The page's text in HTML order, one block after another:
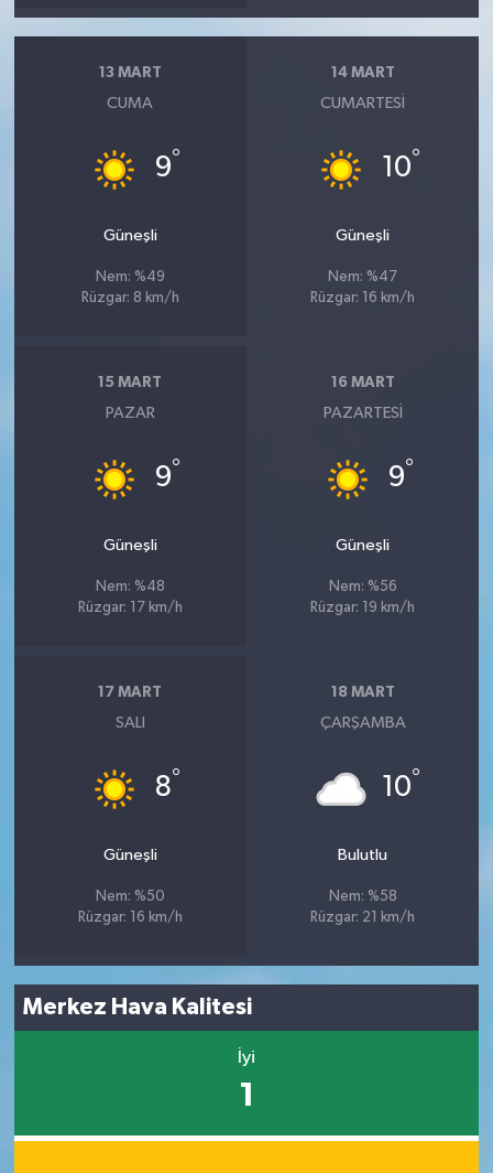
13 MART
CUMA
9°
Güneşli
Nem: %49
Rüzgar: 8 km/h
14 MART
CUMARTESI
10°
Güneşli
Nem: %47
Rüzgar: 16 km/h
15 MART
PAZAR
9°
Güneşli
Nem: %48
Rüzgar: 17 km/h
16 MART
PAZARTESI
9°
Güneşli
Nem: %56
Rüzgar: 19 km/h
17 MART
SALI
8°
Güneşli
Nem: %50
Rüzgar: 16 km/h
18 MART
ÇARŞAMBA
10°
Bulutlu
Nem: %58
Rüzgar: 21 km/h
Merkez Hava Kalitesi
İyi
1